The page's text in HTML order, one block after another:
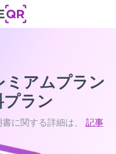
ミアムプラン
プラン
に関する詳細は、 記事